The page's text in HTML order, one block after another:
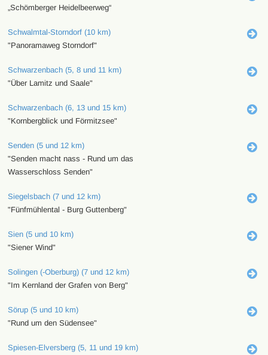
„Schömberger Heidelbeerweg“
Schwalmtal-Storndorf (10 km)
"Panoramaweg Storndorf"
Schwarzenbach (5, 8 und 11 km)
"Über Lamitz und Saale"
Schwarzenbach (6, 13 und 15 km)
"Kornbergblick und Förmitzsee"
Senden (5 und 12 km)
"Senden macht nass - Rund um das
Wasserschloss Senden"
Siegelsbach (7 und 12 km)
"Fünfmühlental - Burg Guttenberg"
Sien (5 und 10 km)
"Siener Wind"
Solingen (-Oberburg) (7 und 12 km)
"Im Kernland der Grafen von Berg"
Sörup (5 und 10 km)
"Rund um den Südensee"
Spiesen-Elversberg (5, 11 und 19 km)